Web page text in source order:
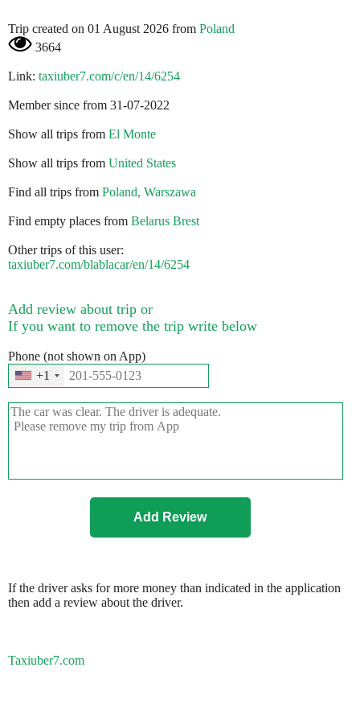
Trip created on 01 August 2026 from Poland
3664
Link: taxiuber7.com/c/en/14/6254
Member since from 31-07-2022
Show all trips from El Monte
Show all trips from United States
Find all trips from Poland, Warszawa
Find empty places from Belarus Brest
Other trips of this user:
taxiuber7.com/blablacar/en/14/6254
Add review about trip or
If you want to remove the trip write below
Phone (not shown on App)
+1
If the driver asks for more money than indicated in the application
then add a review about the driver.
Taxiuber7.com